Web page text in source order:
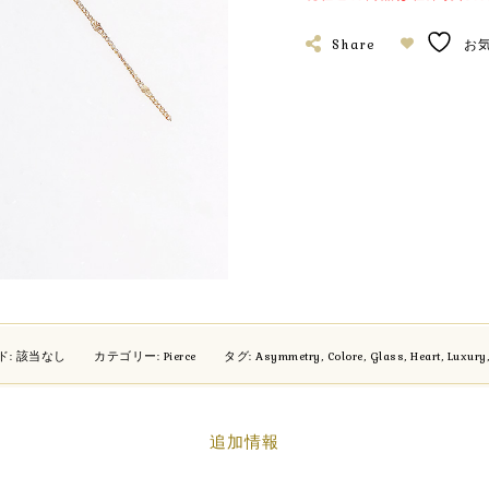
Share お
: 該当なし カテゴリー: Pierce タグ: Asymmetry, Colore, Glass, Heart, Luxury,
追加情報